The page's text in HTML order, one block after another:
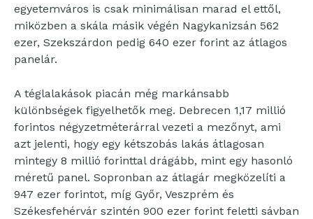
egyetemváros is csak minimálisan marad el ettől,
miközben a skála másik végén Nagykanizsán 562
ezer, Szekszárdon pedig 640 ezer forint az átlagos
panelár.
A téglalakások piacán még markánsabb
különbségek figyelhetők meg. Debrecen 1,17 millió
forintos négyzetméterárral vezeti a mezőnyt, ami
azt jelenti, hogy egy kétszobás lakás átlagosan
mintegy 8 millió forinttal drágább, mint egy hasonló
méretű panel. Sopronban az átlagár megközelíti a
947 ezer forintot, míg Győr, Veszprém és
Székesfehérvár szintén 900 ezer forint feletti sávban